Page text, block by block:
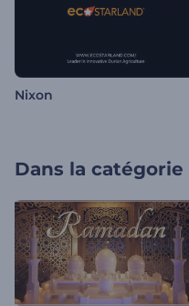
Nixon
Dans la catégorie